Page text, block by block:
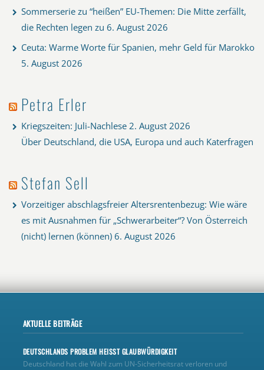
Sommerserie zu “heißen” EU-Themen: Die Mitte zerfällt,
die Rechten legen zu 6. August 2026
Ceuta: Warme Worte für Spanien, mehr Geld für Marokko
5. August 2026
Petra Erler
Kriegszeiten: Juli-Nachlese 2. August 2026
Über Deutschland, die USA, Europa und auch Katerfragen
Stefan Sell
Vorzeitiger abschlagsfreier Altersrentenbezug: Wie wäre
es mit Ausnahmen für „Schwerarbeiter“? Von Österreich
(nicht) lernen (können) 6. August 2026
AKTUELLE BEITRÄGE
DEUTSCHLANDS PROBLEM HEISST GLAUBWÜRDIGKEIT
Deutschland hat die Wahl zum UN‑Sicherheitsrat verloren und